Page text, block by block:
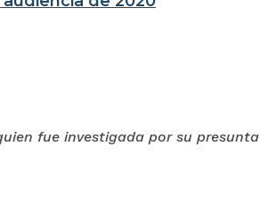
fue investigada por su presunta